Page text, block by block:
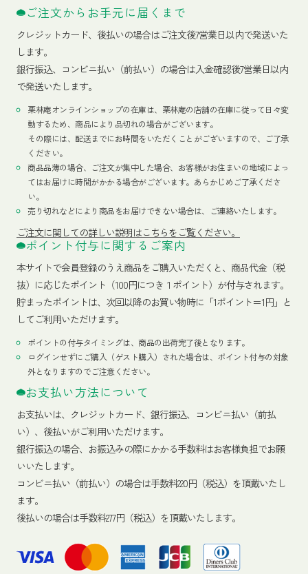
ご注文からお手元に届くまで
クレジットカード、 後払いの場合はご注文後7営業日以内で発送いた
します。
銀行振込、コンビニ払い（前払い）の場合は入金確認後7営業日以内
で発送いたします。
栗林庵オンラインショップの在庫は、栗林庵の店舗の在庫に従って日々変
動するため、商品により品切れの場合がございます。
その際には、配送までにお時間をいただくことがございますので、ご了承
ください。
商品品薄の場合、ご注文が集中した場合、お客様がお住まいの地域によっ
てはお届けに時間がかかる場合がございます。あらかじめご了承くださ
い。
売り切れなどにより商品をお届けできない場合は、ご連絡いたします。
ご注文に関しての詳しい説明はこちらをご覧ください。
ポイント付与に関するご案内
本サイトで会員登録のうえ商品をご購入いただくと、商品代金（税
抜）に応じたポイント（100円につき１ポイント）が付与されます。
貯まったポイントは、次回以降のお買い物時に「1ポイント＝1円」と
してご利用いただけます。
ポイントの付与タイミングは、商品の出荷完了後となります。
ログインせずにご購入（ゲスト購入）された場合は、ポイント付与の対象
外となりますのでご注意ください。
お支払い方法について
お支払いは、クレジットカード、銀行振込、コンビニ払い（前払
い）、後払いがご利用いただけます。
銀行振込の場合、お振込みの際にかかる手数料はお客様負担でお願
いいたします。
コンビニ払い（前払い）の場合は手数料220円（税込）を頂戴いたし
ます。
後払いの場合は手数料277円（税込）を頂戴いたします。